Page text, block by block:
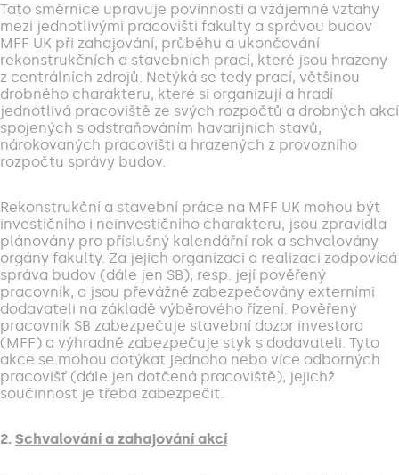
Tato směrnice upravuje povinnosti a vzájemné vztahy
mezi jednotlivými pracovišti fakulty a správou budov
MFF UK při zahajování, průběhu a ukončování
rekonstrukčních a stavebních prací, které jsou hrazeny
z centrálních zdrojů. Netýká se tedy prací, většinou
drobného charakteru, které si organizují a hradí
jednotlivá pracoviště ze svých rozpočtů a drobných akcí
spojených s odstraňováním havarijních stavů,
nárokovaných pracovišti a hrazených z provozního
rozpočtu správy budov.
Rekonstrukční a stavební práce na MFF UK mohou být
investičního i neinvestičního charakteru, jsou zpravidla
plánovány pro příslušný kalendářní rok a schvalovány
orgány fakulty. Za jejich organizaci a realizaci zodpovídá
správa budov (dále jen SB), resp. její pověřený
pracovník, a jsou převážně zabezpečovány externími
dodavateli na základě výběrového řízení. Pověřený
pracovník SB zabezpečuje stavební dozor investora
(MFF) a výhradně zabezpečuje styk s dodavateli. Tyto
akce se mohou dotýkat jednoho nebo více odborných
pracovišť (dále jen dotčená pracoviště), jejichž
součinnost je třeba zabezpečit.
2. Schvalování a zahajování akcí